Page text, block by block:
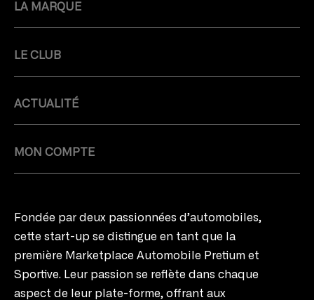
LA MARQUE
LE CLUB
ACTUALITÉ
MON COMPTE
Fondée par deux passionnées d’automobiles,
cette start-up se distingue en tant que la
première Marketplace Automobile Pretium et
Sportive. Leur passion se reflète dans chaque
aspect de leur plate-forme, offrant aux